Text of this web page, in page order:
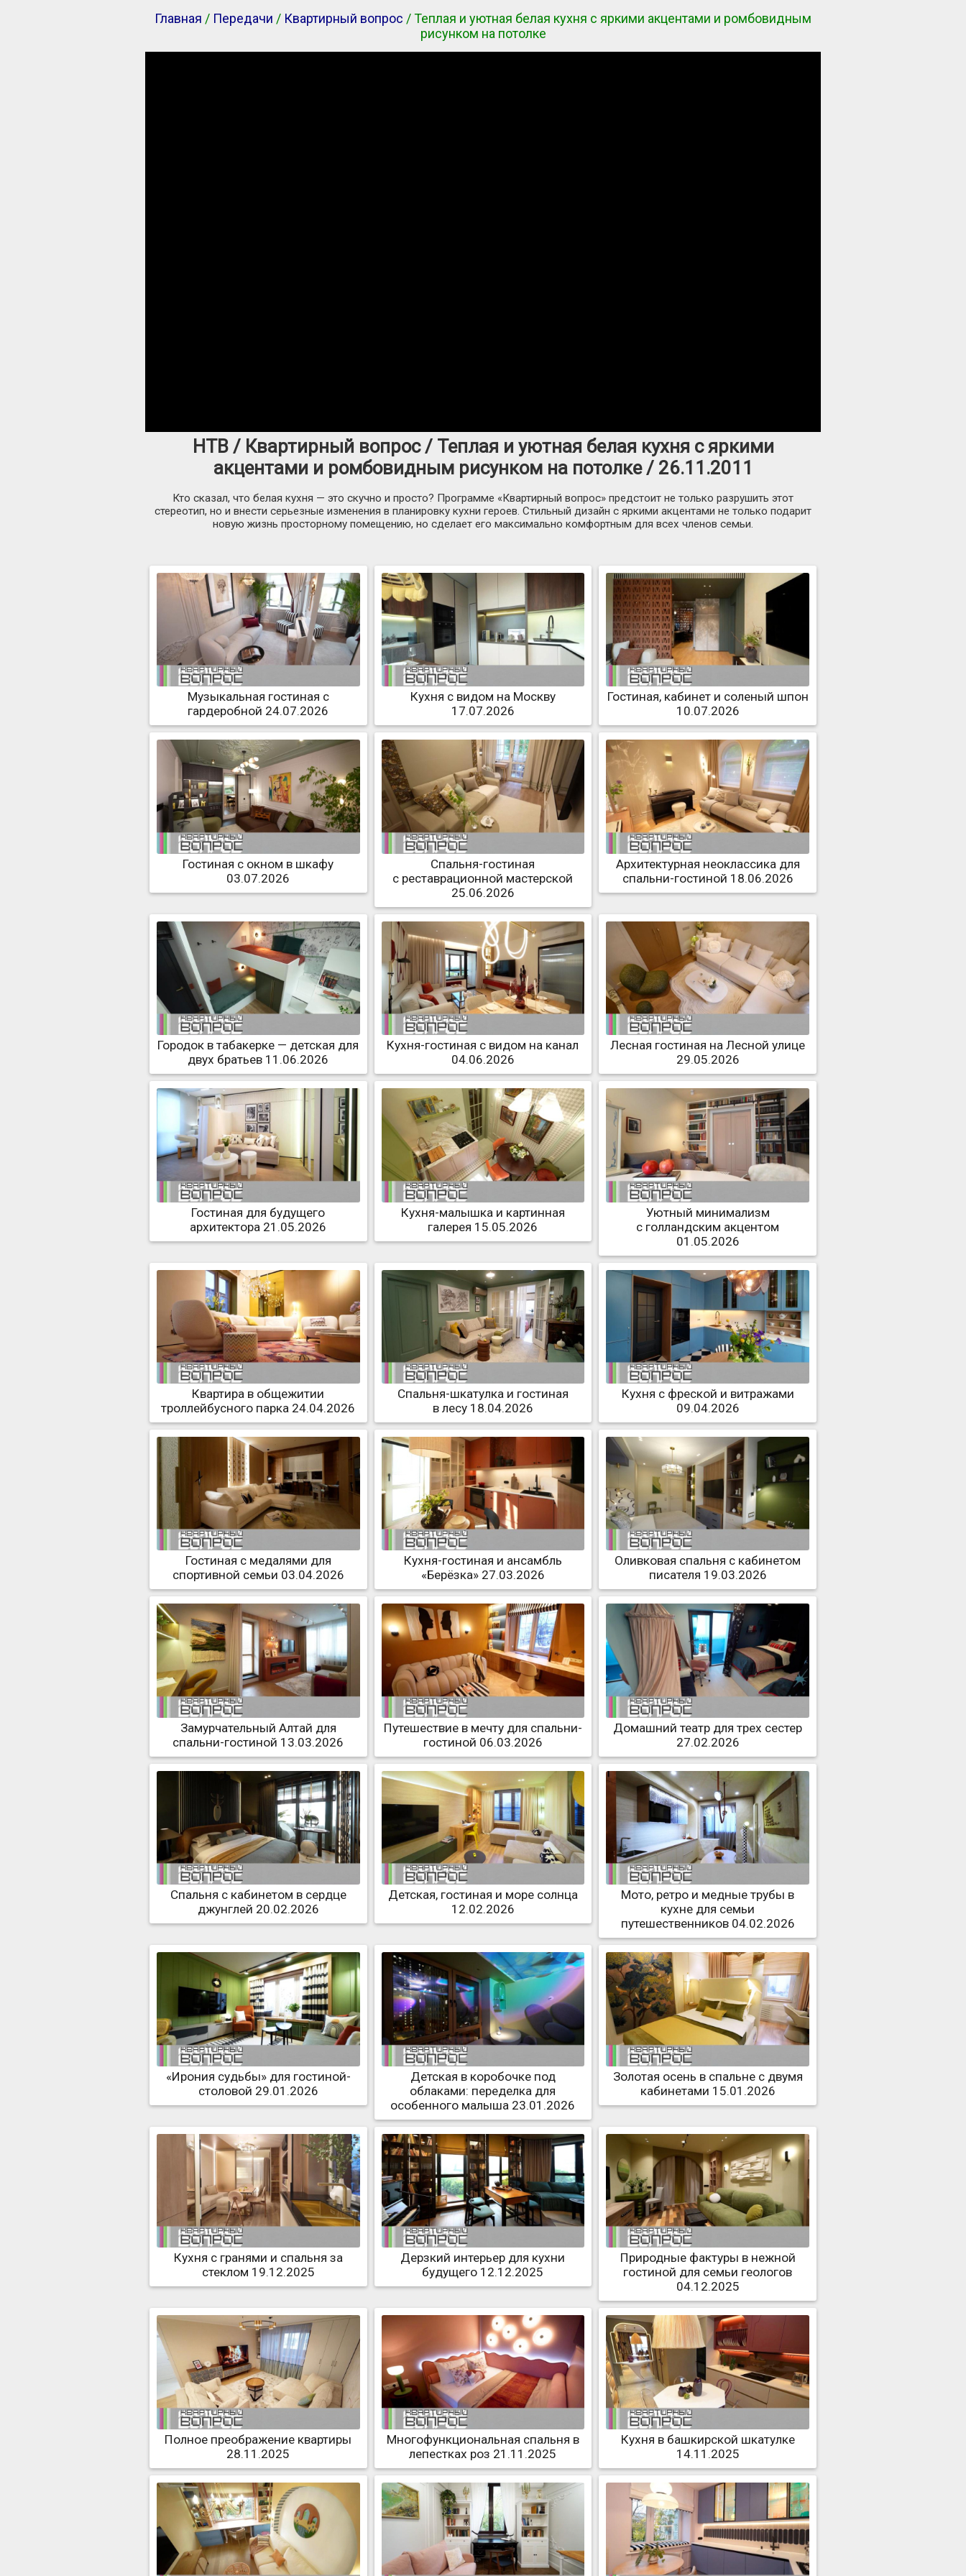
Главная / Передачи / Квартирный вопрос / Теплая и уютная белая кухня с яркими акцентами и ромбовидным
рисунком на потолке
НТВ / Квартирный вопрос / Теплая и уютная белая кухня с яркими
акцентами и ромбовидным рисунком на потолке / 26.11.2011
Кто сказал, что белая кухня — это скучно и просто? Программе «Квартирный вопрос» предстоит не только разрушить этот
стереотип, но и внести серьезные изменения в планировку кухни героев. Стильный дизайн с яркими акцентами не только подарит
новую жизнь просторному помещению, но сделает его максимально комфортным для всех членов семьи.
Музыкальная гостиная с
гардеробной 24.07.2026
Кухня с видом на Москву
17.07.2026
Гостиная, кабинет и соленый шпон
10.07.2026
Гостиная с окном в шкафу
03.07.2026
Спальня-гостиная
с реставрационной мастерской
25.06.2026
Архитектурная неоклассика для
спальни-гостиной 18.06.2026
Городок в табакерке — детская для
двух братьев 11.06.2026
Кухня-гостиная с видом на канал
04.06.2026
Лесная гостиная на Лесной улице
29.05.2026
Гостиная для будущего
архитектора 21.05.2026
Кухня-малышка и картинная
галерея 15.05.2026
Уютный минимализм
с голландским акцентом
01.05.2026
Квартира в общежитии
троллейбусного парка 24.04.2026
Спальня-шкатулка и гостиная
в лесу 18.04.2026
Кухня с фреской и витражами
09.04.2026
Гостиная с медалями для
спортивной семьи 03.04.2026
Кухня-гостиная и ансамбль
«Берёзка» 27.03.2026
Оливковая спальня с кабинетом
писателя 19.03.2026
Замурчательный Алтай для
спальни-гостиной 13.03.2026
Путешествие в мечту для спальни-
гостиной 06.03.2026
Домашний театр для трех сестер
27.02.2026
Спальня с кабинетом в сердце
джунглей 20.02.2026
Детская, гостиная и море солнца
12.02.2026
Мото, ретро и медные трубы в
кухне для семьи
путешественников 04.02.2026
«Ирония судьбы» для гостиной-
столовой 29.01.2026
Детская в коробочке под
облаками: переделка для
особенного малыша 23.01.2026
Золотая осень в спальне с двумя
кабинетами 15.01.2026
Кухня с гранями и спальня за
стеклом 19.12.2025
Дерзкий интерьер для кухни
будущего 12.12.2025
Природные фактуры в нежной
гостиной для семьи геологов
04.12.2025
Полное преображение квартиры
28.11.2025
Многофункциональная спальня в
лепестках роз 21.11.2025
Кухня в башкирской шкатулке
14.11.2025